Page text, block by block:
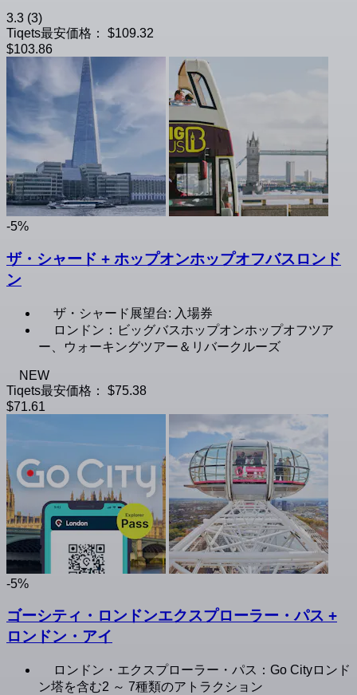
3.3 (3)
Tiqets最安価格：
$109.32
$103.86
-5%
ザ・シャード + ホップオンホップオフバスロンド
ン
ザ・シャード展望台: 入場券
ロンドン：ビッグバスホップオンホップオフツア
ー、ウォーキングツアー＆リバークルーズ
NEW
Tiqets最安価格：
$75.38
$71.61
-5%
ゴーシティ・ロンドンエクスプローラー・パス +
ロンドン・アイ
ロンドン・エクスプローラー・パス：Go Cityロンド
ン塔を含む2 ～ 7種類のアトラクション